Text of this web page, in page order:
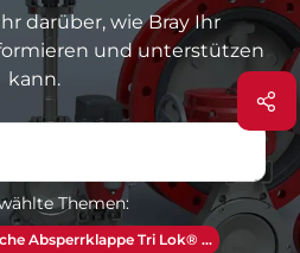
darüber, wie Bray Ihr
und unterstützen
kann.
Themen:
Absperrklappe Tri Lok® ...